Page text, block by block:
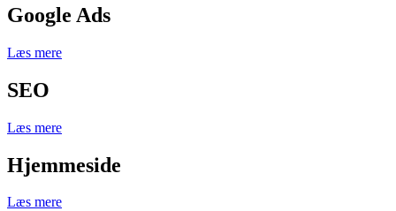
Google Ads
Læs mere
SEO
Læs mere
Hjemmeside
Læs mere